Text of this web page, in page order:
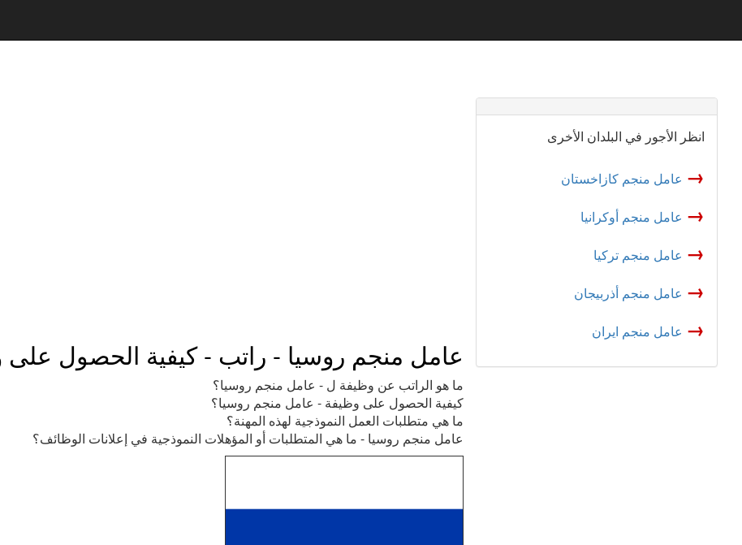
عامل منجم روسيا - راتب - كيفية الحصول على
ما هو الراتب عن وظيفة ل - عامل منجم روسيا؟
كيفية الحصول على وظيفة - عامل منجم روسيا؟
ما هي متطلبات العمل النموذجية لهذه المهنة؟
عامل منجم روسيا - ما هي المتطلبات أو المؤهلات النموذجية في إعلانات الوظائف؟
انظر الأجور في البلدان الأخرى
→ عامل منجم كازاخستان
→ عامل منجم أوكرانيا
→ عامل منجم تركيا
→ عامل منجم أذربيجان
→ عامل منجم ایران